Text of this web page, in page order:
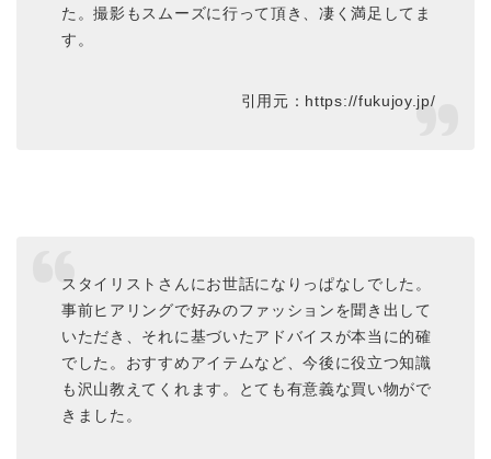
た。撮影もスムーズに行って頂き、凄く満足してま
す。
引用元：https://fukujoy.jp/
スタイリストさんにお世話になりっぱなしでした。
事前ヒアリングで好みのファッションを聞き出して
いただき、それに基づいたアドバイスが本当に的確
でした。おすすめアイテムなど、今後に役立つ知識
も沢山教えてくれます。とても有意義な買い物がで
きました。